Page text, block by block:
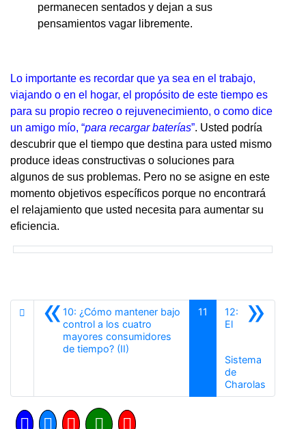
permanecen sentados y dejan a sus
pensamientos vagar libremente.
Lo importante es recordar que ya sea en el trabajo,
viajando o en el hogar, el propósito de este tiempo es
para su propio recreo o rejuvenecimiento, o como dice
un amigo mío, “para recargar baterías”. Usted podría
descubrir que el tiempo que destina para usted mismo
produce ideas constructivas o soluciones para
algunos de sus problemas. Pero no se asigne en este
momento objetivos específicos porque no encontrará
el relajamiento que usted necesita para aumentar su
eficiencia.
«10: ¿Cómo mantener bajo
control a los cuatro
mayores consumidores
de tiempo? (II)
11 »
12:
El
Sistema
de
Charolas